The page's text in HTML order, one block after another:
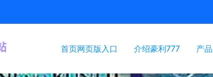
首页网页版入口 介绍豪利777 产